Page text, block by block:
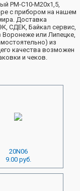
РМ-С10-М20х1,5,
с прибором на нашем
Доставка
СДЕК, Байкал сервис,
Воронеже или Липецке,
из
качества возможен
и чеков.
20N06
9.00 руб.